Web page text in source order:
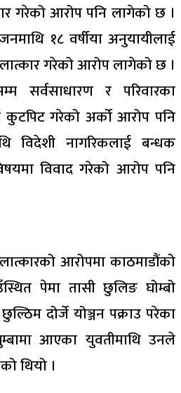
गरेको आरोप पनि लागेको छ ।
१८ वर्षीया अनुयायीलाई
गरेको आरोप लागेको छ ।
सर्वसाधारण र परिवारका
गरेको अर्को आरोप पनि
विदेशी नागरिकलाई बन्धक
विवाद गरेको आरोप पनि
आरोपमा काठमाडौंको
पेमा तासी छुलिङ घोम्बो
दोर्जे योञ्जन पक्राउ परेका
आएका युवतीमाथि उनले
थियो ।